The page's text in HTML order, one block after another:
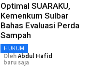
Optimal SUARAKU,
Kemenkum Sulbar
Bahas Evaluasi Perda
Sampah
HUKUM
OlehAbdul Hafid
baru saja